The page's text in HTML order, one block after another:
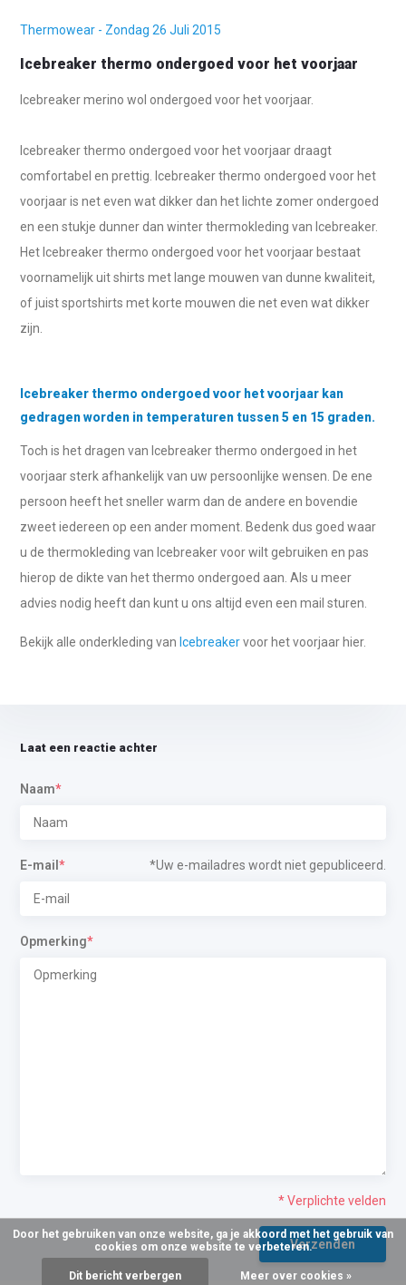
Thermowear - Zondag 26 Juli 2015
Icebreaker thermo ondergoed voor het voorjaar
Icebreaker merino wol ondergoed voor het voorjaar.
Icebreaker thermo ondergoed voor het voorjaar draagt
comfortabel en prettig. Icebreaker thermo ondergoed voor het
voorjaar is net even wat dikker dan het lichte zomer ondergoed
en een stukje dunner dan winter thermokleding van Icebreaker.
Het Icebreaker thermo ondergoed voor het voorjaar bestaat
voornamelijk uit shirts met lange mouwen van dunne kwaliteit,
of juist sportshirts met korte mouwen die net even wat dikker
zijn.
Icebreaker thermo ondergoed voor het voorjaar kan
gedragen worden in temperaturen tussen 5 en 15 graden.
Toch is het dragen van Icebreaker thermo ondergoed in het
voorjaar sterk afhankelijk van uw persoonlijke wensen. De ene
persoon heeft het sneller warm dan de andere en bovendie
zweet iedereen op een ander moment. Bedenk dus goed waar
u de thermokleding van Icebreaker voor wilt gebruiken en pas
hierop de dikte van het thermo ondergoed aan. Als u meer
advies nodig heeft dan kunt u ons altijd even een mail sturen.
Bekijk alle onderkleding van Icebreakervoor het voorjaar hier.
Laat een reactie achter
Naam*
E-mail* *Uw e-mailadres wordt niet gepubliceerd.
Opmerking*
* Verplichte velden
Verzenden
Door het gebruiken van onze website, ga je akkoord met het gebruik van
cookies om onze website te verbeteren.
Dit bericht verbergen Meer over cookies »